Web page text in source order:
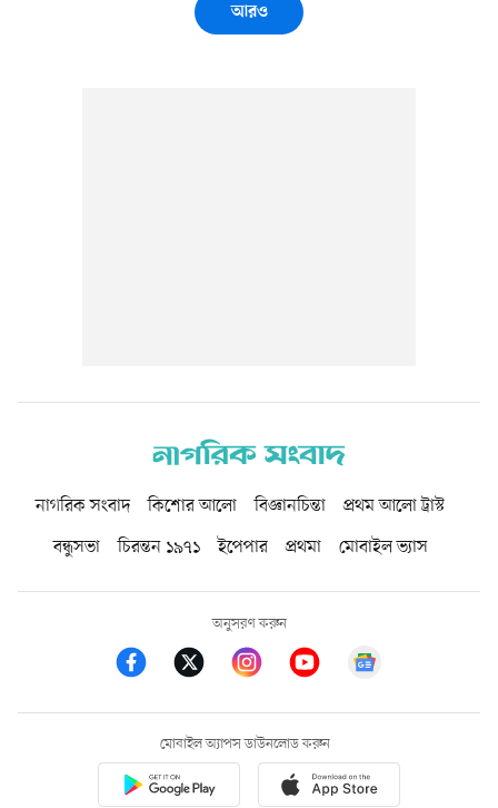
আরও
নাগরিক সংবাদ কিশোর আলো বিজ্ঞানচিন্তা
প্রথম আলো ট্রাস্ট
বন্ধুসভা
চিরন্তন ১৯৭১ ইপেপার প্রথমা মোবাইল ভ্যাস
অনুসরণ করুন
মোবাইল অ্যাপস ডাউনলোড করুন